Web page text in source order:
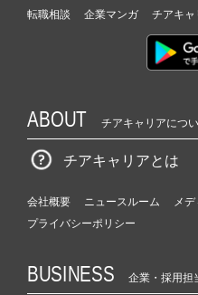
転職相談
企業マンガ チアキャ
ABOUT チアキャリアにつ
チアキャリアとは
会社概要 ニュースルーム
メ
プライバシーポリシー
BUSINESS 企業・採用担